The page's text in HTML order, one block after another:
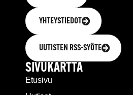
YHTEYSTIEDOT
UUTISTEN RSS-SYÖTE
SIVUKARTTA
Etusivu